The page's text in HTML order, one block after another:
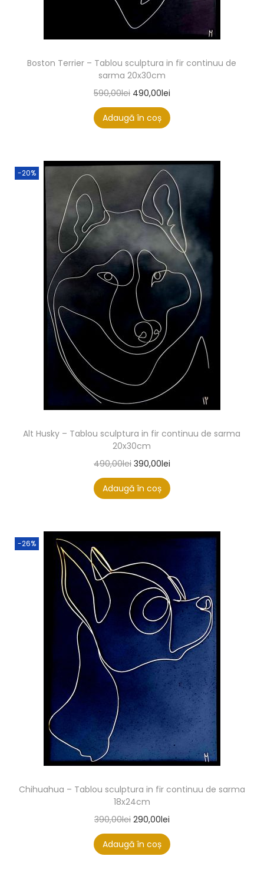
Boston Terrier – Tablou sculptura in fir continuu de
sarma 20x30cm
590,00lei 490,00lei
Adaugă în coș
-20%
Alt Husky – Tablou sculptura in fir continuu de sarma
20x30cm
490,00lei 390,00lei
Adaugă în coș
-26%
Chihuahua – Tablou sculptura in fir continuu de sarma
18x24cm
390,00lei 290,00lei
Adaugă în coș